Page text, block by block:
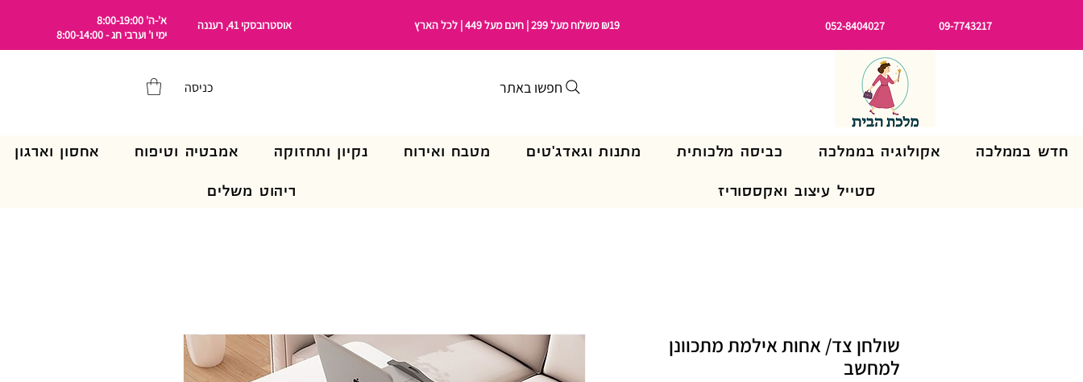
א'-ה' 8:00-19:00
ימי ו' וערבי חג - 8:00-14:00
אוסטרובסקי 41, רעננה ₪19 משלוח מעל 299 | חינם מעל 449 | לכל הארץ 052-8404027 09-7743217
כניסה
חדש בממלכה אקולוגיה בממלכה כביסה מלכותית מתנות וגאדג'טים מטבח ואירוח נקיון ותחזוקה אמבטיה וטיפוח אחסון וארגון
סטייל עיצוב ואקססוריז ריהוט משלים
חפשו באתר
שולחן צד/ אחות אילמת מתכוונן
למחשב